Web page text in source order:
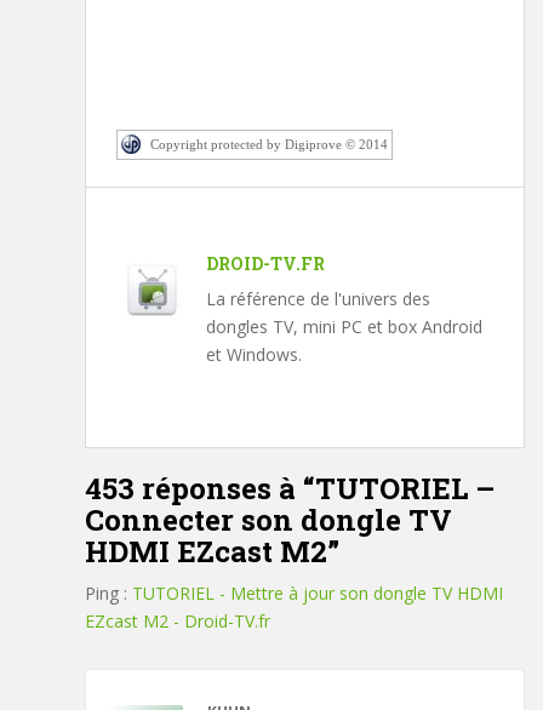
Copyright protected by Digiprove © 2014
DROID-TV.FR
La référence de l'univers des
dongles TV, mini PC et box Android
et Windows.
453 réponses à “TUTORIEL –
Connecter son dongle TV
HDMI EZcast M2”
Ping : TUTORIEL - Mettre à jour son dongle TV HDMI
EZcast M2 - Droid-TV.fr